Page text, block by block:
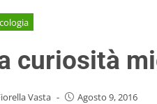
curiosità
Vasta - Agosto 9, 2016